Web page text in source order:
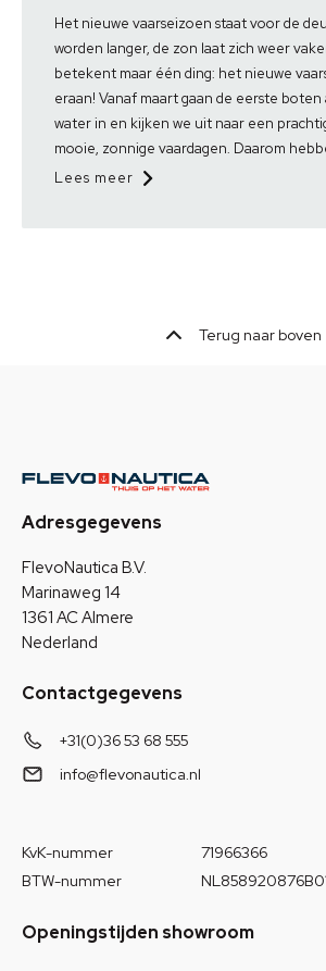
Het nieuwe vaarseizoen staat voor de
worden langer, de zon laat zich weer
betekent maar één ding: het nieuwe
eraan! Vanaf maart gaan de eerste
water in en kijken we uit naar een
mooie, zonnige vaardagen. Daarom
Lees meer
Terug naar boven
Adresgegevens
FlevoNautica B.V.
Marinaweg 14
1361 AC Almere
Nederland
Contactgegevens
+31(0)36 53 68 555
info@flevonautica.nl
KvK-nummer
71966366
BTW-nummer
Openingstijden showroom